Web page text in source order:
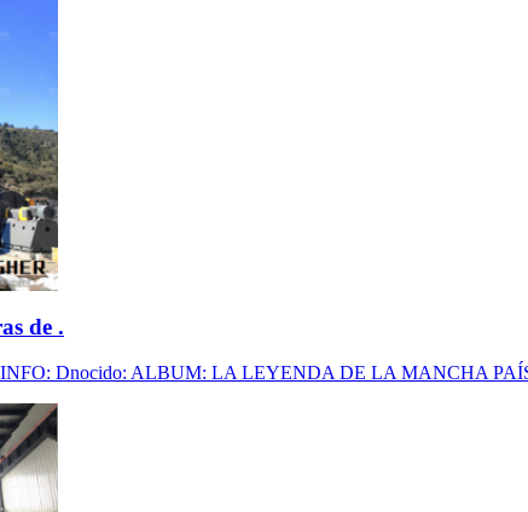
de .
Dnocido: ALBUM: LA LEYENDA DE LA MANCHA